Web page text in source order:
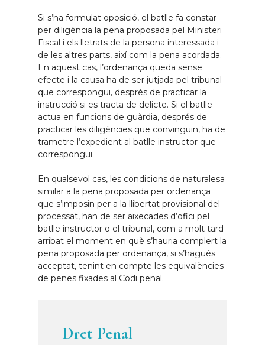
Si s’ha formulat oposició, el batlle fa constar
per diligència la pena proposada pel Ministeri
Fiscal i els lletrats de la persona interessada i
de les altres parts, així com la pena acordada.
En aquest cas, l’ordenança queda sense
efecte i la causa ha de ser jutjada pel tribunal
que correspongui, després de practicar la
instrucció si es tracta de delicte. Si el batlle
actua en funcions de guàrdia, després de
practicar les diligències que convinguin, ha de
trametre l’expedient al batlle instructor que
correspongui.
En qualsevol cas, les condicions de naturalesa
similar a la pena proposada per ordenança
que s’imposin per a la llibertat provisional del
processat, han de ser aixecades d’ofici pel
batlle instructor o el tribunal, com a molt tard
arribat el moment en què s’hauria complert la
pena proposada per ordenança, si s’hagués
acceptat, tenint en compte les equivalències
de penes fixades al Codi penal.
Dret Penal